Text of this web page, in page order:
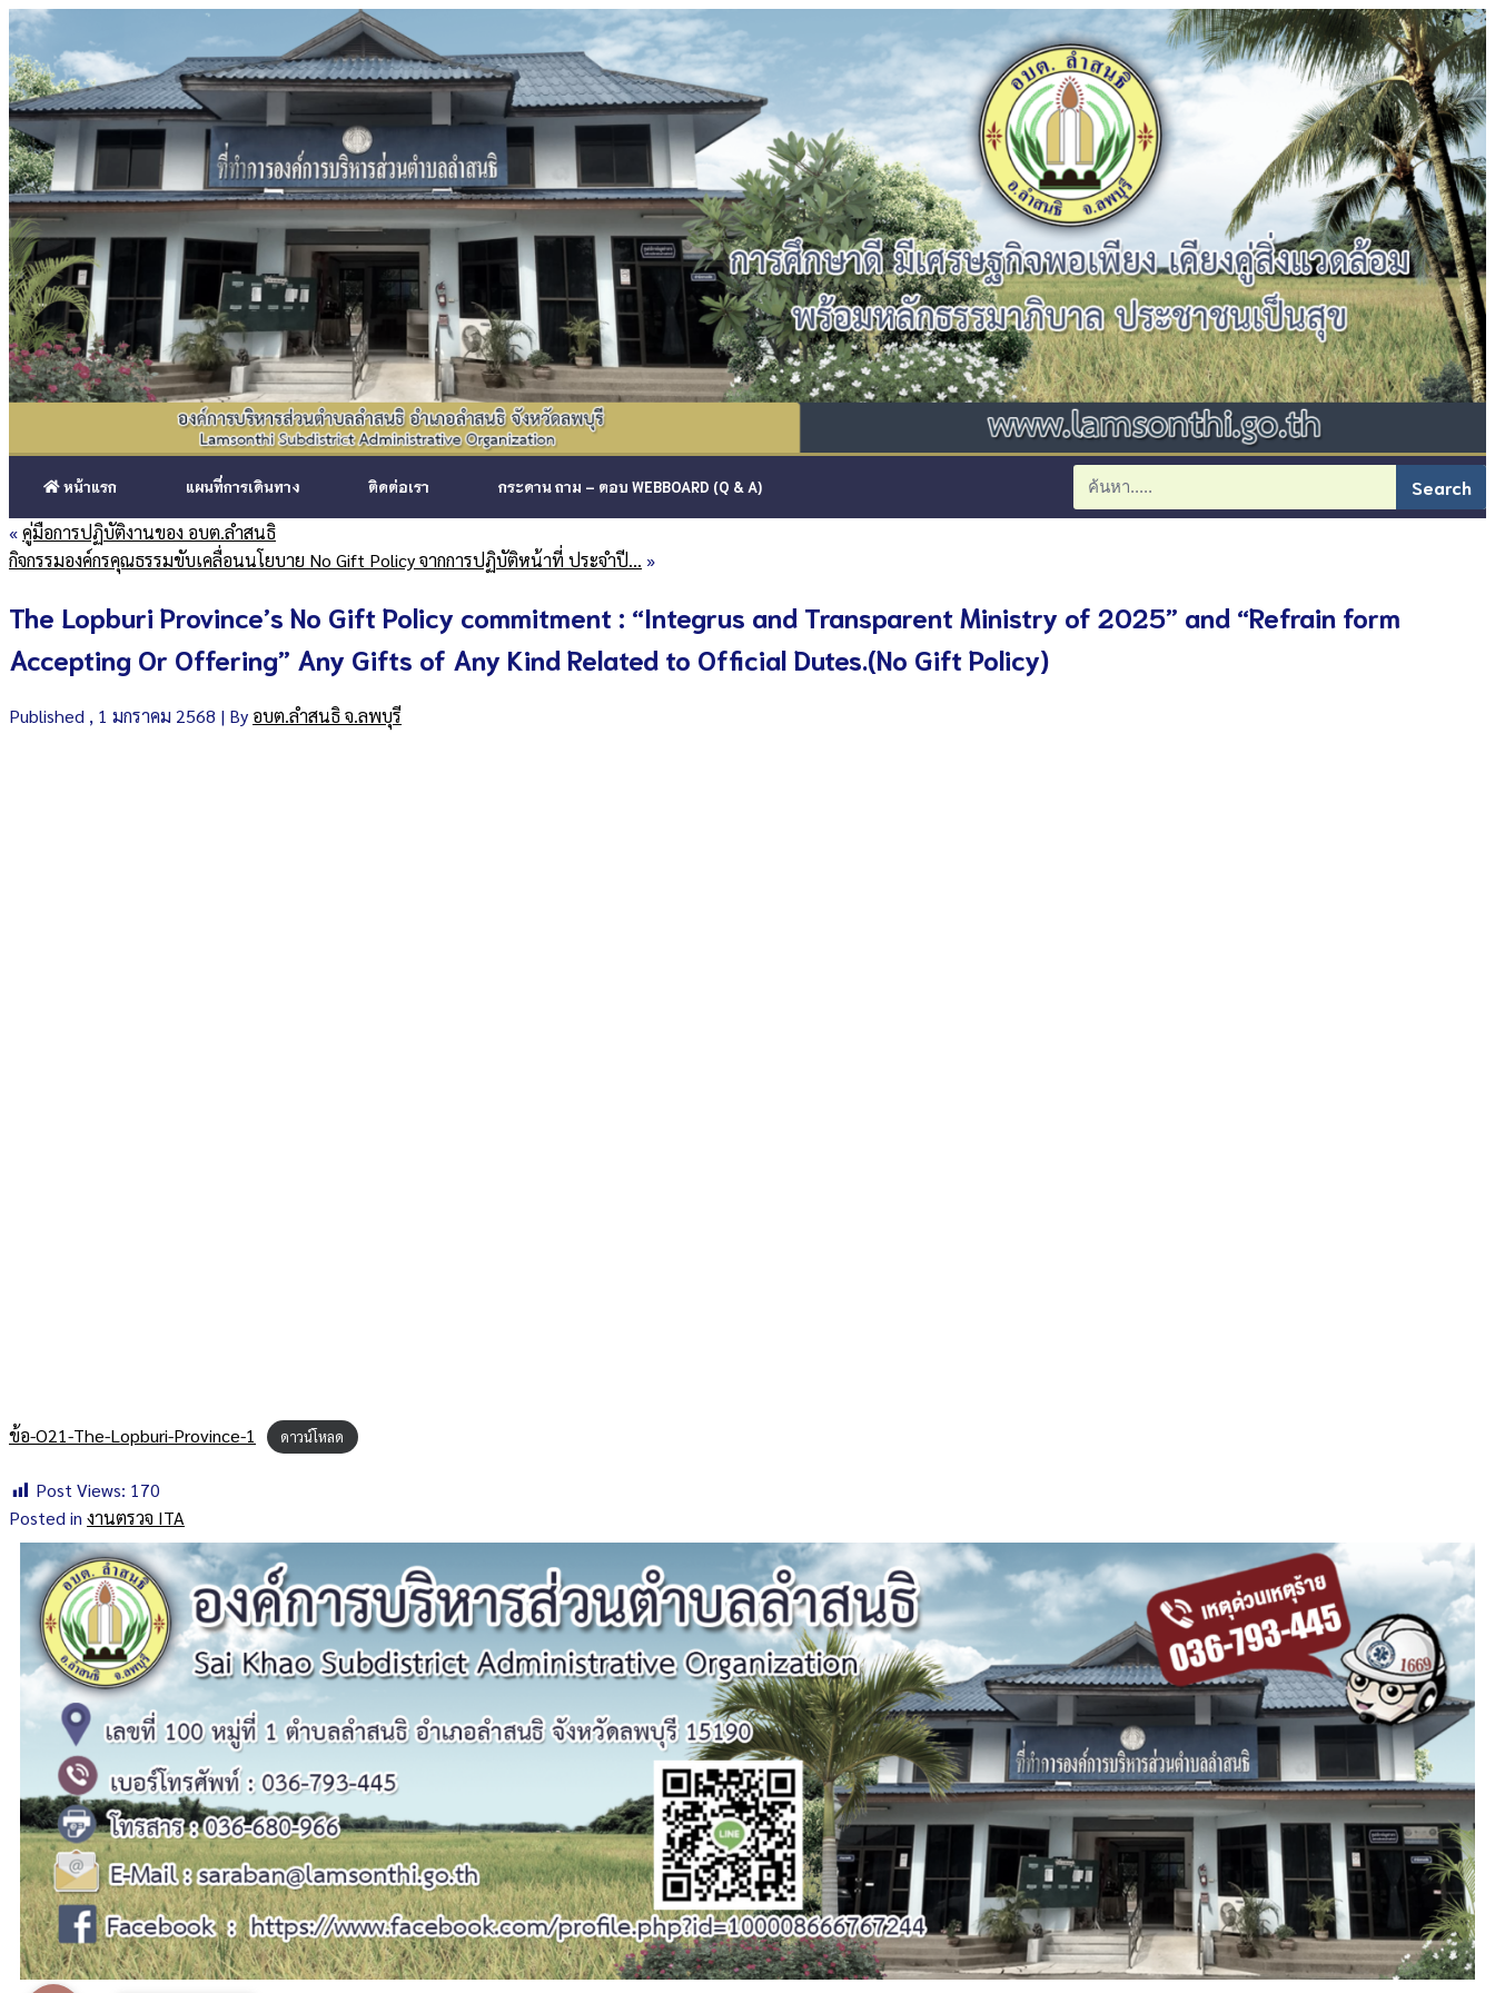
หน้าแรก แผนที่การเดินทาง ติดต่อเรา กระดาน ถาม – ตอบ WEBBOARD (Q & A)
Search
«คู่มือการปฏิบัติงานของ อบต.ลำสนธิ
กิจกรรมองค์กรคุณธรรมขับเคลื่อนนโยบาย No Gift Policy จากการปฏิบัติหน้าที่ ประจำปี… »
The Lopburi Province’s No Gift Policy commitment : “Integrus and Transparent Ministry of 2025” and “Refrain form
Accepting Or Offering” Any Gifts of Any Kind Related to Official Dutes.(No Gift Policy)
Published , 1 มกราคม 2568 | By อบต.ลำสนธิ จ.ลพบุรี
ข้อ-O21-The-Lopburi-Province-1 ดาวน์โหลด
Post Views: 170
Posted in งานตรวจ ITA